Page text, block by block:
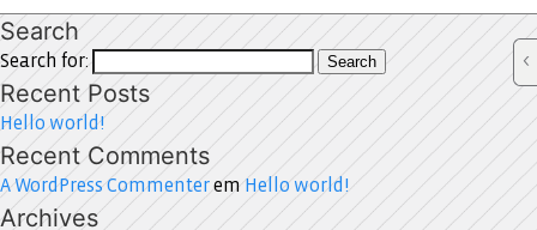
Search
Search for: Search
Recent Posts
Hello world!
Recent Comments
A WordPress Commenterem Hello world!
Archives